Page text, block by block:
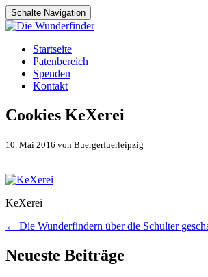
Schalte Navigation
Zum
Inhalt
springen
Startseite
Patenbereich
Spenden
Kontakt
Cookies KeXerei
10. Mai 2016 von Buergerfuerleipzig
KeXerei
Artikel-
Navigation
← Die Wunderfindern über die Schulter
Neueste Beiträge